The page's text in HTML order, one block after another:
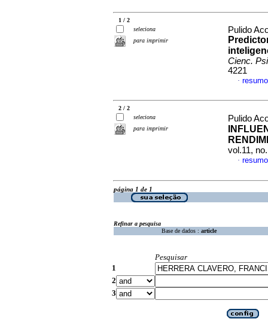
1 / 2
seleciona
para imprimir
Pulido
Cienc.
4221
·
2 / 2
seleciona
para imprimir
Pulido
vol.11,
·
página 1 de 1
Refinar a pesquisa
Base de dados : article
Pesquisar
1
2
3